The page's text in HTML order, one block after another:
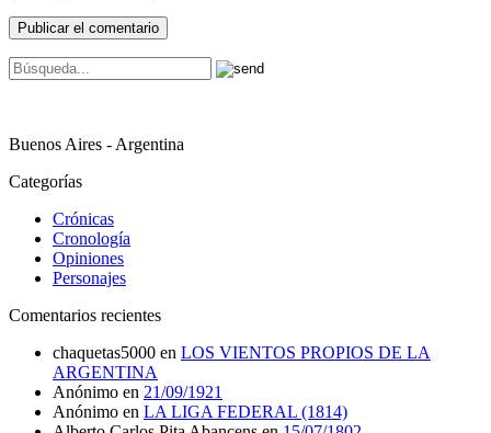
Buenos Aires - Argentina
Categorías
Crónicas
Cronología
Opiniones
Personajes
Comentarios recientes
chaquetas5000 en LOS VIENTOS PROPIOS DE LA
ARGENTINA
Anónimo en 21/09/1921
Anónimo en LA LIGA FEDERAL (1814)